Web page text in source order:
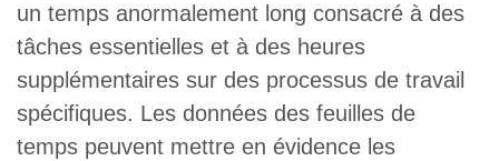
un temps anormalement long consacré à des
tâches essentielles et à des heures
supplémentaires sur des processus de travail
spécifiques. Les données des feuilles de
temps peuvent mettre en évidence les